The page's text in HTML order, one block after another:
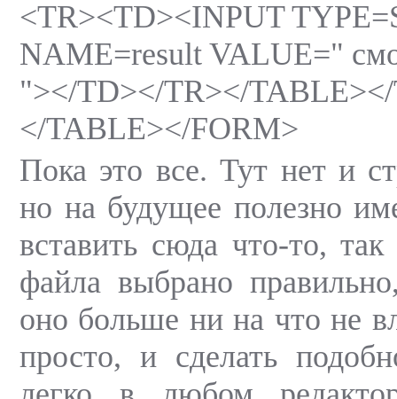
<TR><TD><INPUT
NAME=result VALUE="
"></TD></TR></
</TABLE></FORM>
Пока это все. Тут нет и
но на будущее полезно
вставить сюда что-то,
файла выбрано
оно больше ни на что не
просто, и сделать